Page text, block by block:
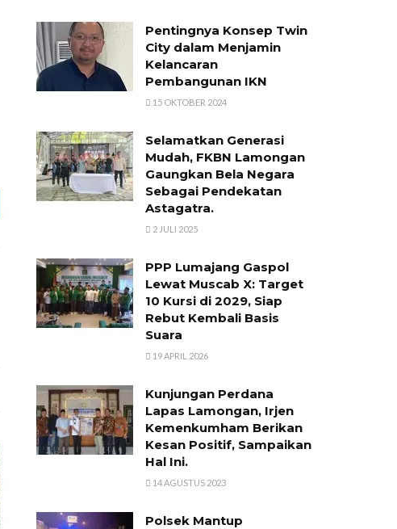
Pentingnya Konsep Twin
City dalam Menjamin
Kelancaran
Pembangunan IKN
15 OKTOBER 2024
Selamatkan Generasi
Mudah, FKBN Lamongan
Gaungkan Bela Negara
Sebagai Pendekatan
Astagatra.
2 JULI 2025
PPP Lumajang Gaspol
Lewat Muscab X: Target
10 Kursi di 2029, Siap
Rebut Kembali Basis
Suara
19 APRIL 2026
Kunjungan Perdana
Lapas Lamongan, Irjen
Kemenkumham Berikan
Kesan Positif, Sampaikan
Hal Ini.
14 AGUSTUS 2023
Polsek Mantup